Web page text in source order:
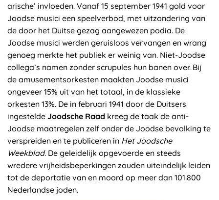
arische’ invloeden. Vanaf 15 september 1941 gold voor
Joodse musici een speelverbod, met uitzondering van
de door het Duitse gezag aangewezen podia. De
Joodse musici werden geruisloos vervangen en wrang
genoeg merkte het publiek er weinig van. Niet-Joodse
collega’s namen zonder scrupules hun banen over. Bij
de amusementsorkesten maakten Joodse musici
ongeveer 15% uit van het totaal, in de klassieke
orkesten 13%. De in februari 1941 door de Duitsers
ingestelde Joodsche Raad kreeg de taak de anti-
Joodse maatregelen zelf onder de Joodse bevolking te
verspreiden en te publiceren in Het Joodsche
Weekblad. De geleidelijk opgevoerde en steeds
wredere vrijheidsbeperkingen zouden uiteindelijk leiden
tot de deportatie van en moord op meer dan 101.800
Nederlandse joden.